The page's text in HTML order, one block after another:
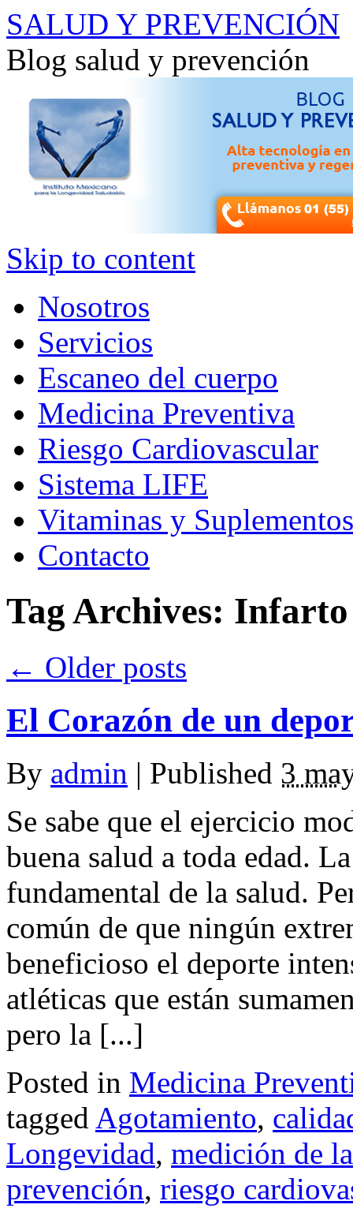
SALUD Y PREVENCIÓN
Blog salud y prevención
Skip to content
Nosotros
Servicios
Escaneo del cuerpo
Medicina Preventiva
Riesgo Cardiovascular
Sistema LIFE
Vitaminas y Suplementos
Contacto
Tag Archives: Infarto
← Older posts
El Corazón de un
By admin | Published 3
Se sabe que el ejercicio
buena salud a toda edad.
fundamental de la salud.
común de que ningún
beneficioso el deporte
atléticas que están
pero la [...]
Posted in Medicina
tagged Agotamiento,
Longevidad, medición de
prevención, riesgo